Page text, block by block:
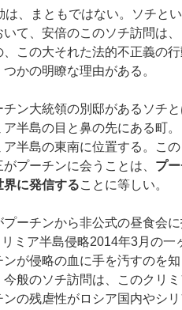
、まともではない。ソチと
て、安倍のこのソチ訪問は
この大それた法的不正義の
かの明瞭な理由がある。
ン大統領の別邸があるソチと
半島の目と鼻の先にある町。
半島の東南に位置する。こ
プーチンに会うことは、 プ
に発信することに等しい。
ーチンから非公式の昼食会
ミア半島侵略2014年3月の一
が侵略の血に手を汚すのを
般のソチ訪問は、このクリ
の残虐性がロシア国内やシ